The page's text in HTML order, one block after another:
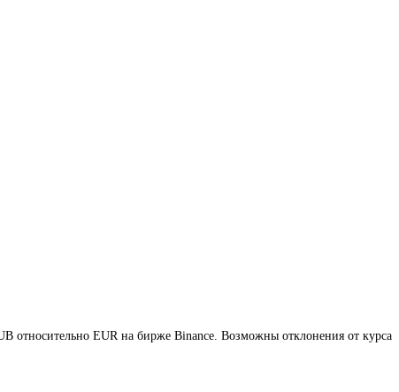
относительно EUR на бирже Binance. Возможны отклонения от курса